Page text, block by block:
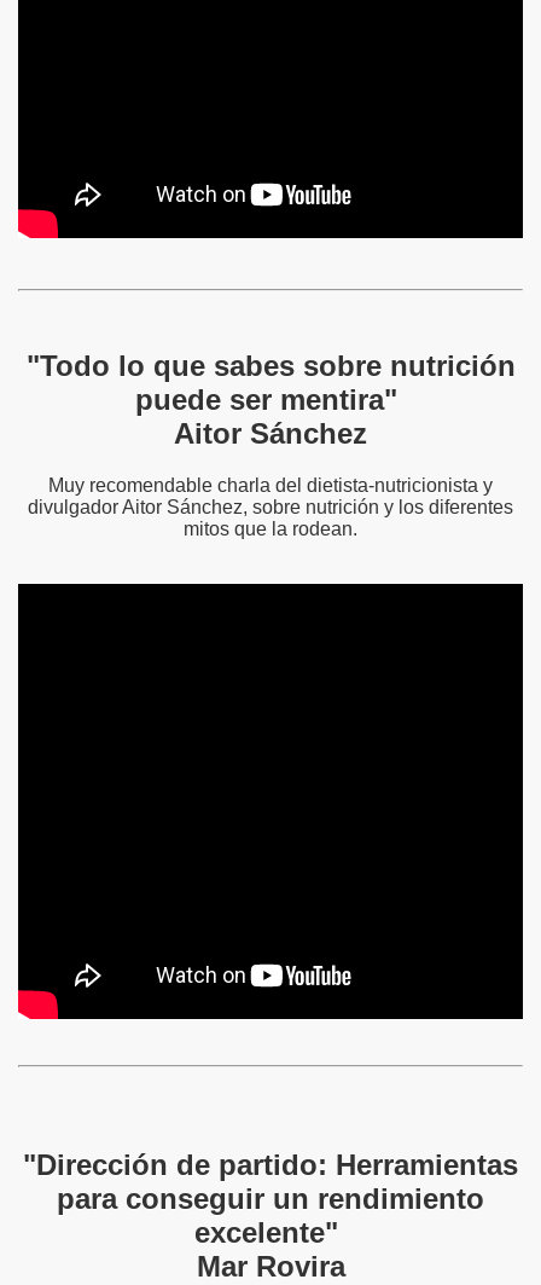
"Todo lo que sabes sobre nutrición
puede ser mentira"
Aitor Sánchez
Muy recomendable charla del dietista-nutricionista y
divulgador Aitor Sánchez, sobre nutrición y los diferentes
mitos que la rodean.
"Dirección de partido: Herramientas
para conseguir un rendimiento
excelente"
Mar Rovira